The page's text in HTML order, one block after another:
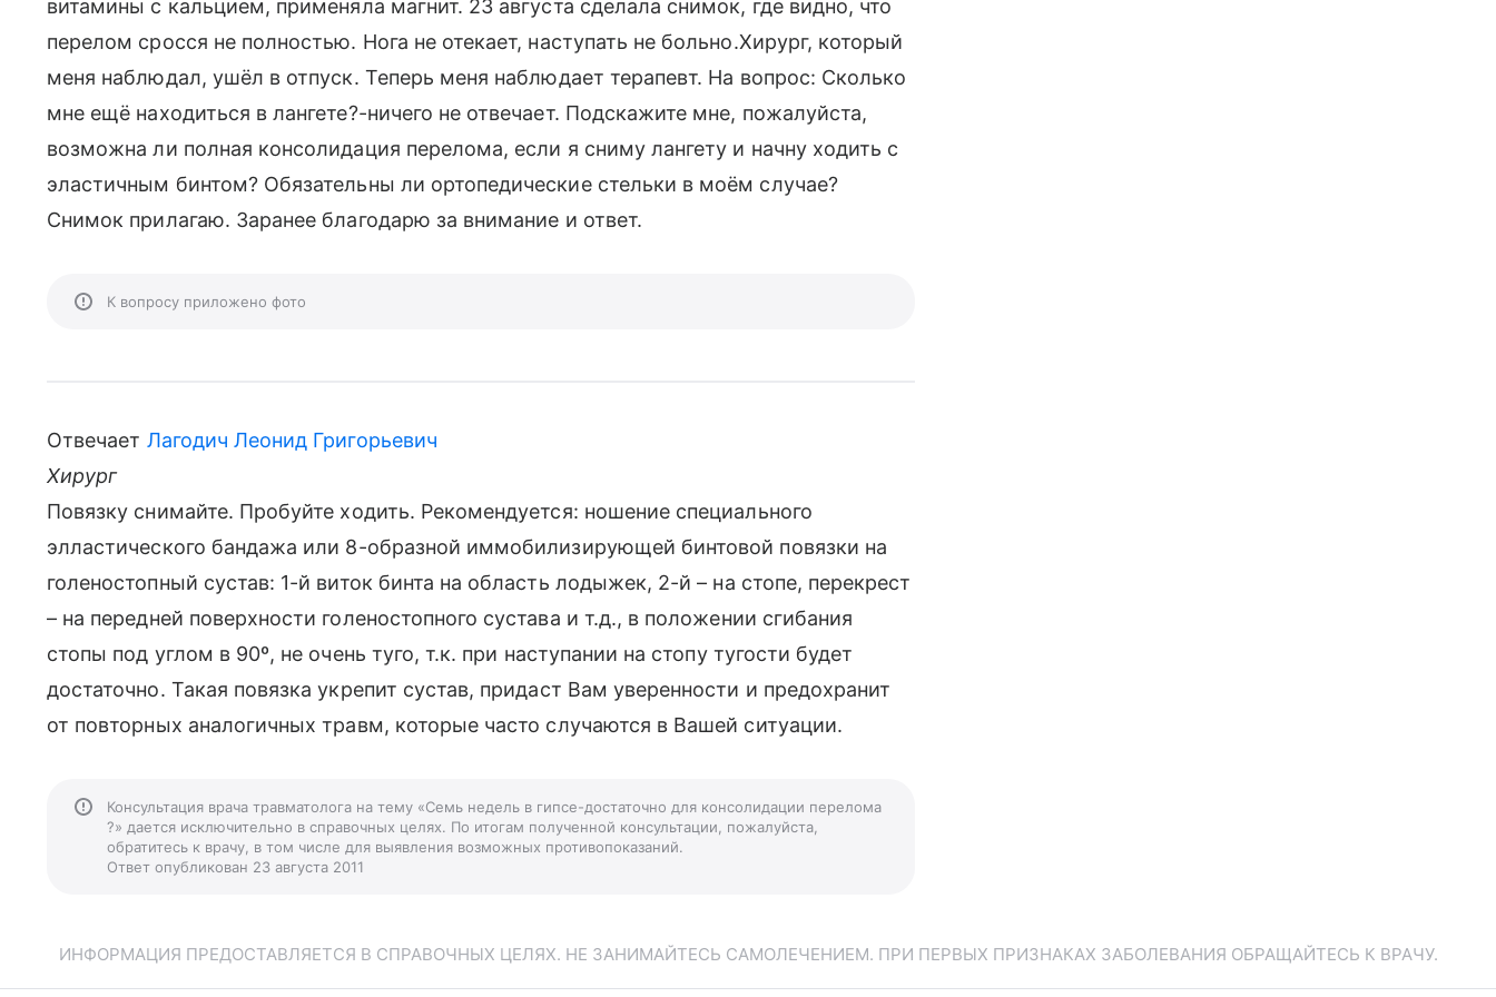
витамины с кальцием, применяла магнит. 23 августа сделала снимок, где видно, что
перелом сросся не полностью. Нога не отекает, наступать не больно.Хирург, который
меня наблюдал, ушёл в отпуск. Теперь меня наблюдает терапевт. На вопрос: Сколько
мне ещё находиться в лангете?-ничего не отвечает. Подскажите мне, пожалуйста,
возможна ли полная консолидация перелома, если я сниму лангету и начну ходить с
эластичным бинтом? Обязательны ли ортопедические стельки в моём случае?
Снимок прилагаю. Заранее благодарю за внимание и ответ.
К вопросу приложено фото
Отвечает Лагодич Леонид Григорьевич
Хирург
Повязку снимайте. Пробуйте ходить. Рекомендуется: ношение специального
элластического бандажа или 8-образной иммобилизирующей бинтовой повязки на
голеностопный сустав: 1-й виток бинта на область лодыжек, 2-й – на стопе, перекрест
– на передней поверхности голеностопного сустава и т.д., в положении сгибания
стопы под углом в 90º, не очень туго, т.к. при наступании на стопу тугости будет
достаточно. Такая повязка укрепит сустав, придаст Вам уверенности и предохранит
от повторных аналогичных травм, которые часто случаются в Вашей ситуации.
Консультация врача травматолога на тему «Семь недель в гипсе-достаточно для консолидации перелома
?» дается исключительно в справочных целях. По итогам полученной консультации, пожалуйста,
обратитесь к врачу, в том числе для выявления возможных противопоказаний.
Ответ опубликован 23 августа 2011
ИНФОРМАЦИЯ ПРЕДОСТАВЛЯЕТСЯ В СПРАВОЧНЫХ ЦЕЛЯХ. НЕ ЗАНИМАЙТЕСЬ САМОЛЕЧЕНИЕМ. ПРИ ПЕРВЫХ ПРИЗНАКАХ ЗАБОЛЕВАНИЯ ОБРАЩАЙТЕСЬ К ВРАЧУ.